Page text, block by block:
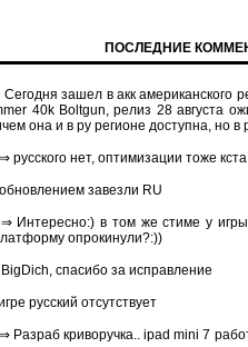
ПОСЛЕДНИЕ
зашел в акк американского
40k Boltgun, релиз 28 августа
она и в ру регионе доступна, но в
русского нет, оптимизации тоже
завезли RU
Интересно:) в том же стиме у игры
опрокинули?:))
спасибо за исправление
русский отсутствует
Разраб криворучка.. ipad mini 7